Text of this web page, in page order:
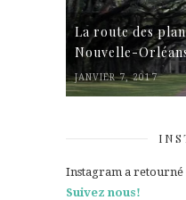
La route des
Nouvelle-
JANVIER 7, 2017
Instagram a retourné
Suivez nous!